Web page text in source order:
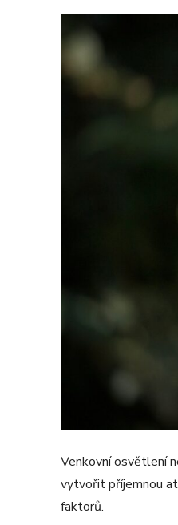
Venkovní osvětlení
vytvořit příjemnou
faktorů.